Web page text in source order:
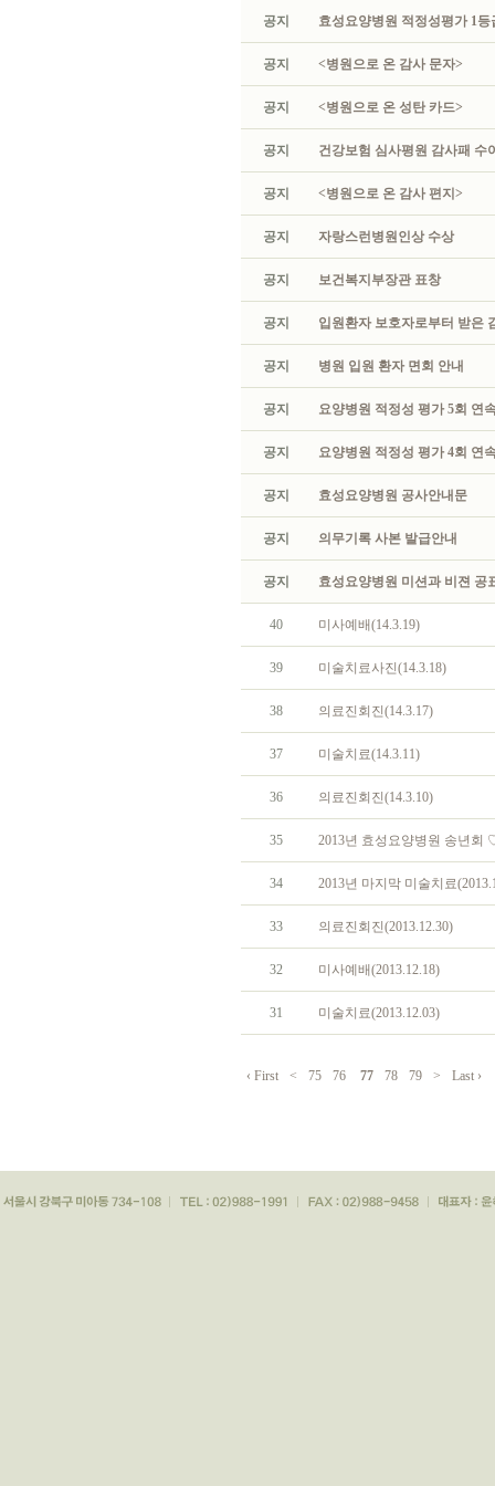
공지 효성요양병원 적정성평가 1등
공지 <병원으로 온 감사 문자>
공지 <병원으로 온 성탄 카드>
공지 건강보험 심사평원 감사패 수
공지 <병원으로 온 감사 편지>
공지 자랑스런병원인상 수상
공지 보건복지부장관 표창
공지 입원환자 보호자로부터 받은
공지 병원 입원 환자 면회 안내
공지 요양병원 적정성 평가 5회 연
공지 요양병원 적정성 평가 4회 연
공지 효성요양병원 공사안내문
공지 의무기록 사본 발급안내
공지 효성요양병원 미션과 비젼 공
40 미사예배(14.3.19)
39 미술치료사진(14.3.18)
38 의료진회진(14.3.17)
37 미술치료(14.3.11)
36 의료진회진(14.3.10)
35 2013년 효성요양병원 송년회
34 2013년 마지막 미술치료
33 의료진회진(2013.12.30)
32 미사예배(2013.12.18)
31 미술치료(2013.12.03)
‹ First < 75 76 77 78 79 > Last ›